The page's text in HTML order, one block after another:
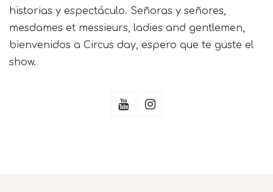
historias y espectáculo. Señoras y señores,
mesdames et messieurs, ladies and gentlemen,
bienvenidos a Circus day, espero que te guste el
show.